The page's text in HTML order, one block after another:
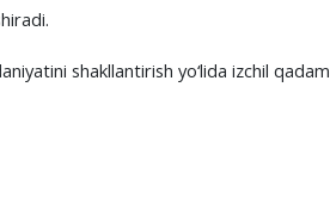
shakllantirish yo‘lida izchil qadam